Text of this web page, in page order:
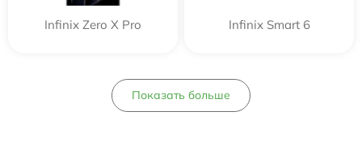
Infinix Zero X Pro Infinix Smart 6
Показать больше